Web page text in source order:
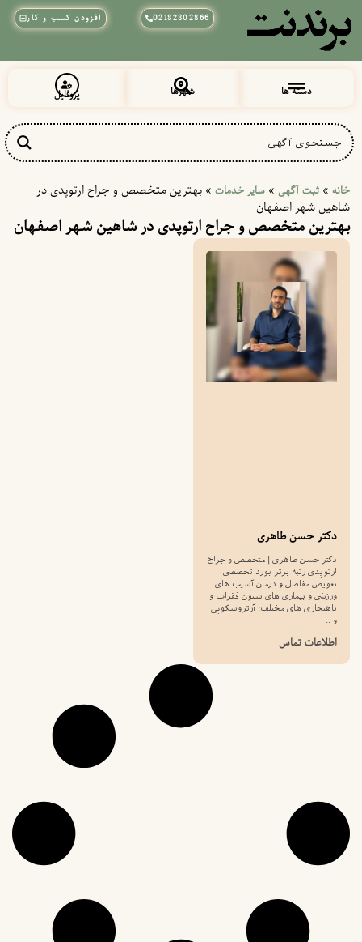
02182802866 افزودن کسب و کار
دسته ها شهرها پروفایل
خانه » ثبت آگهی » سایر خدمات » بهترین متخصص و جراح ارتوپدی در
شاهین شهر اصفهان
بهترین متخصص و جراح ارتوپدی در شاهین شهر اصفهان
دکتر حسن طاهری
دکتر حسن طاهری | متخصص و جراح
ارتوپدی رتبه برتر بورد تخصصی
تعویض مفاصل و درمان آسیب های
ورزشی و بیماری های ستون فقرات و
ناهنجاری های مختلف: آرتروسکوپی
و ..
اطلاعات تماس